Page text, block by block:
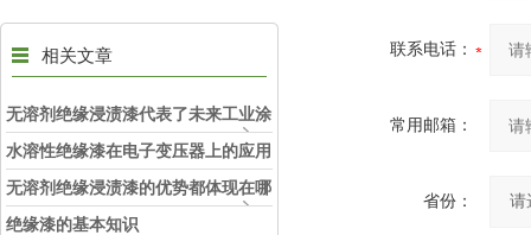
相关文章
无溶剂绝缘浸渍漆代表了未来工业涂
料的发展趋势
水溶性绝缘漆在电子变压器上的应用
无溶剂绝缘浸渍漆的优势都体现在哪
里
绝缘漆的基本知识
联系电话：
常用邮箱：
省份：